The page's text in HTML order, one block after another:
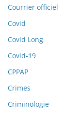
Courrier officiel
Covid
Covid Long
Covid-19
CPPAP
Crimes
Criminologie